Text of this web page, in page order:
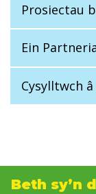
Prosiectau
Ein
Cysylltwch
Beth sy’n